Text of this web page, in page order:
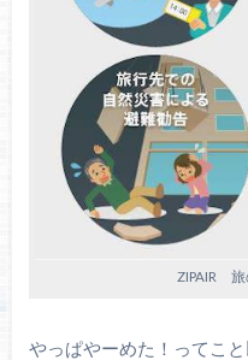
ZIPAIR 旅
やっぱやーめた！ってこ